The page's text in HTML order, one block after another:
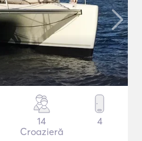
14
Croazieră
4